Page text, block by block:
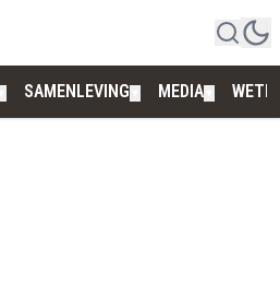
SAMENLEVING MEDIA